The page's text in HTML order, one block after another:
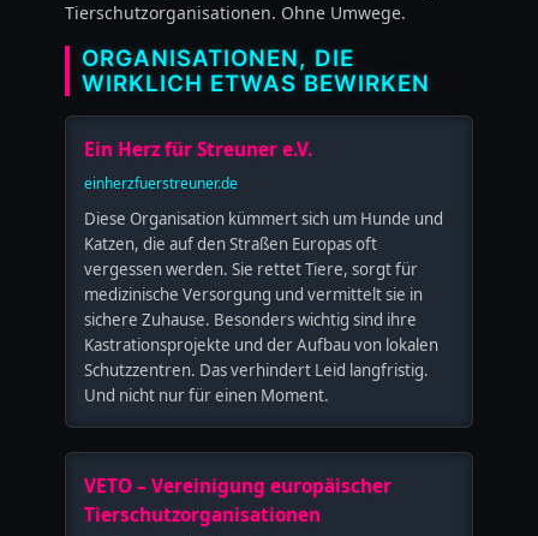
Tierschutzorganisationen. Ohne Umwege.
ORGANISATIONEN, DIE
WIRKLICH ETWAS BEWIRKEN
Ein Herz für Streuner e.V.
einherzfuerstreuner.de
Diese Organisation kümmert sich um Hunde und
Katzen, die auf den Straßen Europas oft
vergessen werden. Sie rettet Tiere, sorgt für
medizinische Versorgung und vermittelt sie in
sichere Zuhause. Besonders wichtig sind ihre
Kastrationsprojekte und der Aufbau von lokalen
Schutzzentren. Das verhindert Leid langfristig.
Und nicht nur für einen Moment.
VETO – Vereinigung europäischer
Tierschutzorganisationen